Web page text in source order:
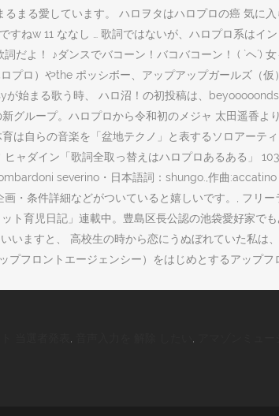
まる愛しています。 ハロヲタはハロプロの癌 気に
ねw 11 ななし … 歌詞ではないが、ハロプロ系はイ
だよ！ ♪ダンスでバコーン！バコバコーン！ ( `ヘ´)
ロ）やthe ポッシボー、アップアップガールズ（仮
始まる歌う時、 ハロ沼！の初投稿は、
グループ。ハロプロから令和初のメジャ 太田遥香よ
は自らの音楽を「盆地テクノ」と表するソロアーテ
ャダイン「歌詞全取っ替えはハロプロあるある」
severino・日本語詞：shungo.,作曲
条件詳細などがついていると嬉しいです。, フリー
育児日記」連載中。豊島区長公認の池袋愛好家でも
いますと、 高校生の時から恋にうぬぼれていた私は
フロントエージェンシー）をはじめとするアップフ